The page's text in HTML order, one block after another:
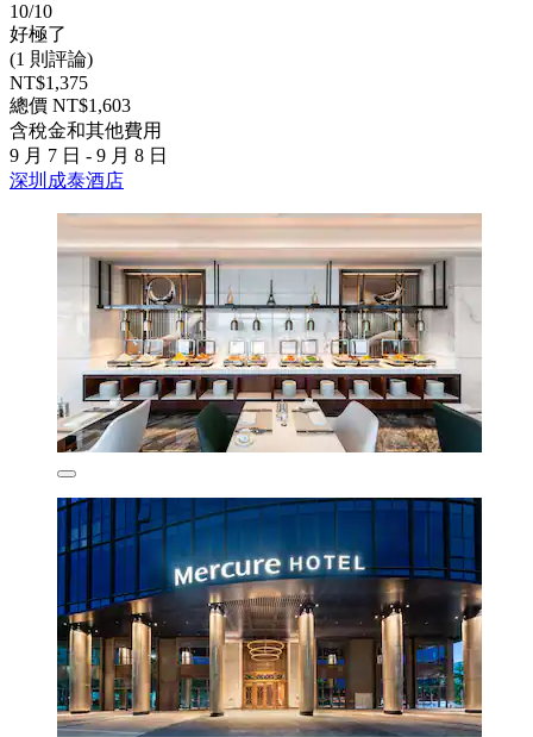
10/10
好極了
(1 則評論)
NT$1,375
總價 NT$1,603
含稅金和其他費用
9 月 7 日 - 9 月 8 日
深圳成泰酒店